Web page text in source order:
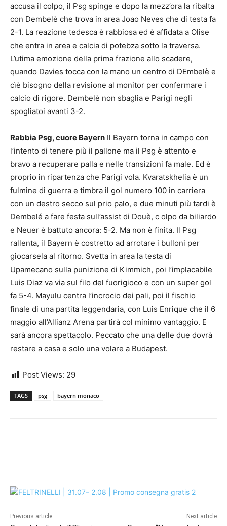
accusa il colpo, il Psg spinge e dopo la mezz’ora la ribalta
con Dembelè che trova in area Joao Neves che di testa fa
2-1. La reazione tedesca è rabbiosa ed è affidata a Olise
che entra in area e calcia di potebza sotto la traversa.
L’utima emozione della prima frazione allo scadere,
quando Davies tocca con la mano un centro di DEmbelè e
cìè bisogno della revisione al monitor per confermare i
calcio di rigore. Dembelè non sbaglia e Parigi negli
spogliatoi avanti 3-2.
Rabbia Psg, cuore Bayern Il Bayern torna in campo con
l’intento di tenere più il pallone ma il Psg è attento e
bravo a recuperare palla e nelle transizioni fa male. Ed è
proprio in ripartenza che Parigi vola. Kvaratskhelia è un
fulmine di guerra e timbra il gol numero 100 in carriera
con un destro secco sul prio palo, e due minuti più tardi è
Dembelé a fare festa sull’assist di Douè, c olpo da biliardo
e Neuer è battuto ancora: 5-2. Ma non è finita. Il Psg
rallenta, il Bayern è costretto ad arrotare i bulloni per
giocarsela al ritorno. Svetta in area la testa di
Upamecano sulla punizione di Kimmich, poi l’implacabile
Luis Diaz va via sul filo del fuorigioco e con un super gol
fa 5-4. Mayulu centra l’incrocio dei pali, poi il fischio
finale di una partita leggendaria, con Luis Enrique che il 6
maggio all’Allianz Arena partirà col minimo vantaggio. E
sarà ancora spettacolo. Peccato che una delle due dovrà
restare a casa e solo una volare a Budapest.
Post Views: 29
TAGS psg bayern monaco
Previous article Next article